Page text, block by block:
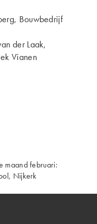
Bouwbedrijf
der Laak,
Vianen
maand februari:
Nijkerk